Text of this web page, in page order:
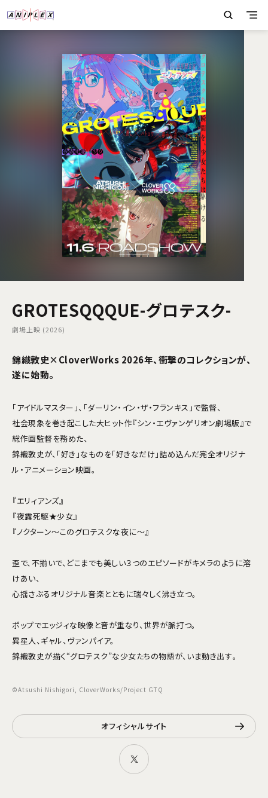
GROTESQQQUE-グロテスク-
劇場上映 (2026)
錦織敦史×CloverWorks 2026年、衝撃のコレクションが、
遂に始動。
「アイドルマスター」、「ダーリン・イン・ザ・フランキス」で監督、
社会現象を巻き起こした大ヒット作『シン・エヴァンゲリオン劇場版』で
総作画監督を務めた、
錦織敦史が、「好き」なものを「好きなだけ」詰め込んだ完全オリジナ
ル・アニメーション映画。
『エリィアンズ』
『夜露死駆★少女』
『ノクターン～このグロテスクな夜に～』
歪で、不揃いで、どこまでも美しい３つのエピソードがキメラのように溶
けあい、
心揺さぶるオリジナル音楽とともに瑞々しく沸き立つ。
ポップでエッジィな映像と音が重なり、世界が脈打つ。
異星人、ギャル、ヴァンパイア。
錦織敦史が描く“グロテスク”な少女たちの物語が、いま動き出す―――。
©Atsushi Nishigori, CloverWorks/Project GTQ
オフィシャルサイト